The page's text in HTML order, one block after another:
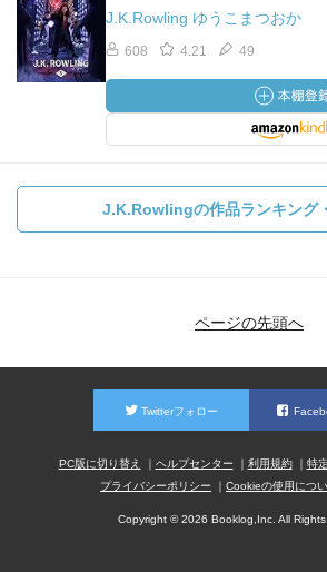
J.K.Rowling ゆうこまつおか
608 4.21 49
J.K.Rowlingの作品ランキング
ページの先頭へ
Twitterフォロー
PC版に切り替え ヘルプセンター 利用規約
特
プライバシーポリシー
Cookieの使用につ
Copyright © 2026 Booklog,Inc. All Rights